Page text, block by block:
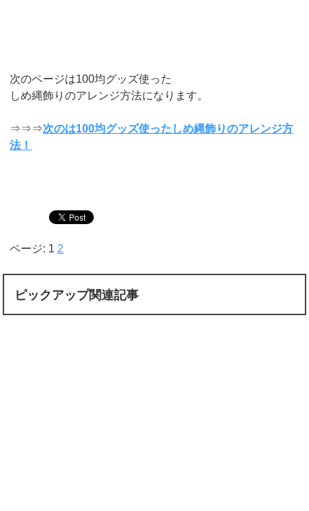
次のページは100均グッズ使った
しめ縄飾りのアレンジ方法になります。
⇒⇒⇒次のは100均グッズ使ったしめ縄飾りのアレンジ方
法！
ページ: 1 2
ピックアップ関連記事